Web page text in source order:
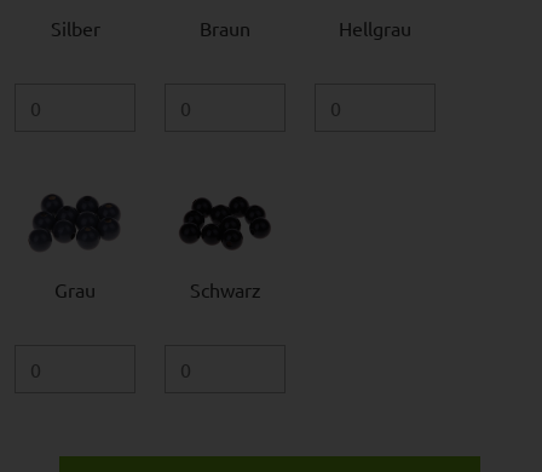
Silber Braun Hellgrau
Grau Schwarz